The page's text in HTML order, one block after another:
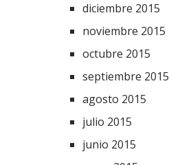
diciembre 2015
noviembre 2015
octubre 2015
septiembre 2015
agosto 2015
julio 2015
junio 2015